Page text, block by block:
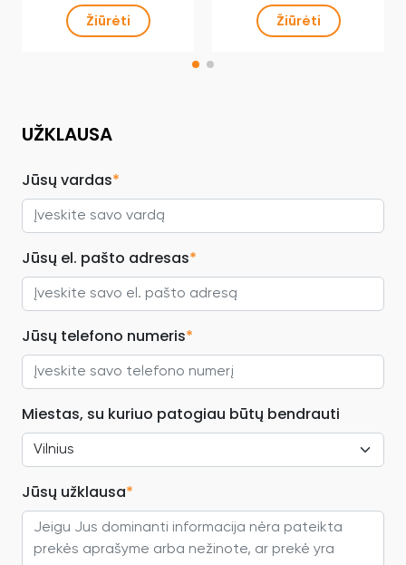
Žiūrėti Žiūrėti
UŽKLAUSA
Jūsų vardas*
Jūsų el. pašto adresas*
Jūsų telefono numeris*
Miestas, su kuriuo patogiau būtų bendrauti
Jūsų užklausa*